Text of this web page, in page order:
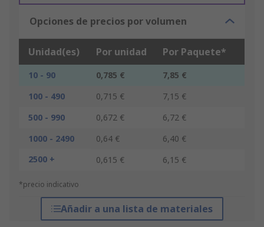
Opciones de precios por volumen
Unidad(es) Por unidad Por Paquete*
10 - 90 0,785 €
7,85 €
100 - 490
0,715 €
7,15 €
500 - 990
0,672 €
6,72 €
1000 - 2490
0,64 €
6,40 €
2500 +
0,615 € 6,15 €
*precio indicativo
Añadir a una lista de materiales